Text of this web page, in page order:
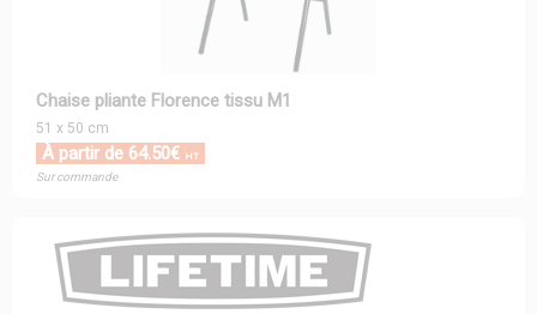
Chaise pliante Florence tissu M1
51 x 50 cm
À partir de 64.50€ HT
Sur commande